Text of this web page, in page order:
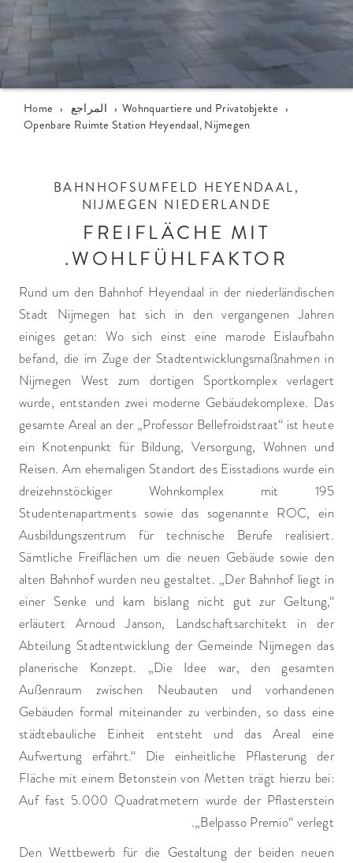
Home › المراجع › Wohnquartiere und Privatobjekte ›
Openbare Ruimte Station Heyendaal, Nijmegen
BAHNHOFSUMFELD HEYENDAAL,
NIJMEGEN NIEDERLANDE
FREIFLÄCHE MIT
WOHLFÜHLFAKTOR.
Rund um den Bahnhof Heyendaal in der niederländischen
Stadt Nijmegen hat sich in den vergangenen Jahren
einiges getan: Wo sich einst eine marode Eislaufbahn
befand, die im Zuge der Stadtentwicklungsmaßnahmen in
Nijmegen West zum dortigen Sportkomplex verlagert
wurde, entstanden zwei moderne Gebäudekomplexe. Das
gesamte Areal an der „Professor Bellefroidstraat“ ist heute
ein Knotenpunkt für Bildung, Versorgung, Wohnen und
Reisen. Am ehemaligen Standort des Eisstadions wurde ein
dreizehnstöckiger Wohnkomplex mit 195
Studentenapartments sowie das sogenannte ROC, ein
Ausbildungszentrum für technische Berufe realisiert.
Sämtliche Freiflächen um die neuen Gebäude sowie den
alten Bahnhof wurden neu gestaltet. „Der Bahnhof liegt in
einer Senke und kam bislang nicht gut zur Geltung,“
erläutert Arnoud Janson, Landschaftsarchitekt in der
Abteilung Stadtentwicklung der Gemeinde Nijmegen das
planerische Konzept. „Die Idee war, den gesamten
Außenraum zwischen Neubauten und vorhandenen
Gebäuden formal miteinander zu verbinden, so dass eine
städtebauliche Einheit entsteht und das Areal eine
Aufwertung erfährt.“ Die einheitliche Pflasterung der
Fläche mit einem Betonstein von Metten trägt hierzu bei:
Auf fast 5.000 Quadratmetern wurde der Pflasterstein
„Belpasso Premio“ verlegt.
Den Wettbewerb für die Gestaltung der beiden neuen